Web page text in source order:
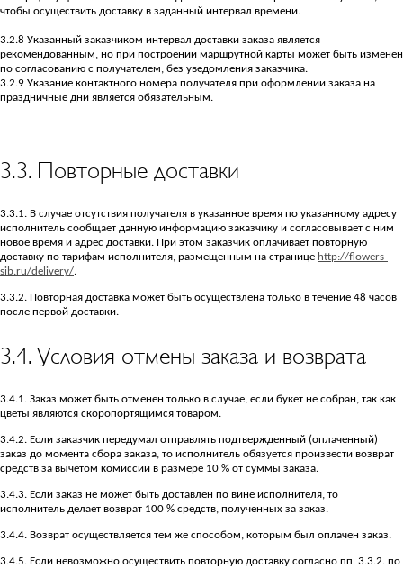
чтобы осуществить доставку в заданный интервал времени.
3.2.8 Указанный заказчиком интервал доставки заказа является
рекомендованным, но при построении маршрутной карты может быть изменен
по согласованию с получателем, без уведомления заказчика.
3.2.9 Указание контактного номера получателя при оформлении заказа на
праздничные дни является обязательным.
3.3. Повторные доставки
3.3.1. В случае отсутствия получателя в указанное время по указанному адресу
исполнитель сообщает данную информацию заказчику и согласовывает с ним
новое время и адрес доставки. При этом заказчик оплачивает повторную
доставку по тарифам исполнителя, размещенным на странице http://flowers-
sib.ru/delivery/.
3.3.2. Повторная доставка может быть осуществлена только в течение 48 часов
после первой доставки.
3.4. Условия отмены заказа и возврата
3.4.1. Заказ может быть отменен только в случае, если букет не собран, так как
цветы являются скоропортящимся товаром.
3.4.2. Если заказчик передумал отправлять подтвержденный (оплаченный)
заказ до момента сбора заказа, то исполнитель обязуется произвести возврат
средств за вычетом комиссии в размере 10 % от суммы заказа.
3.4.3. Если заказ не может быть доставлен по вине исполнителя, то
исполнитель делает возврат 100 % средств, полученных за заказ.
3.4.4. Возврат осуществляется тем же способом, которым был оплачен заказ.
3.4.5. Если невозможно осуществить повторную доставку согласно пп. 3.3.2. по